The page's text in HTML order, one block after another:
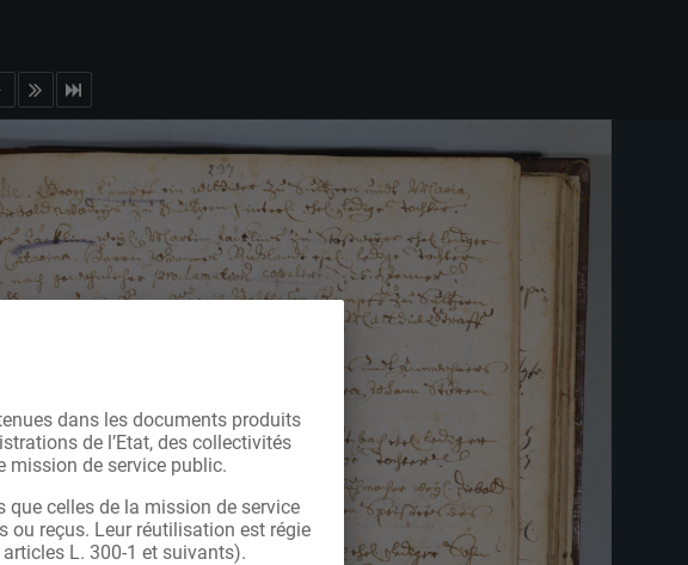
dans les documents produits
de l’Etat, des collectivités
mission de service public.
que celles de la mission de service
ou reçus. Leur réutilisation est régie
L. 300-1 et suivants).